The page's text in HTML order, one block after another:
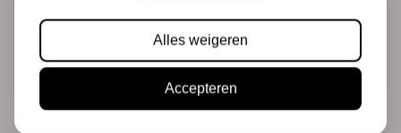
Abonneer
Alles weigeren
Accepteren